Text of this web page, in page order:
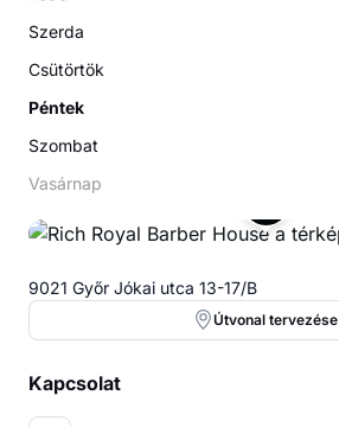
Szerda
Csütörtök
Péntek
Szombat
Vasárnap
9021 Győr Jókai utca 13-17/B
Útvonal tervezése
Kapcsolat